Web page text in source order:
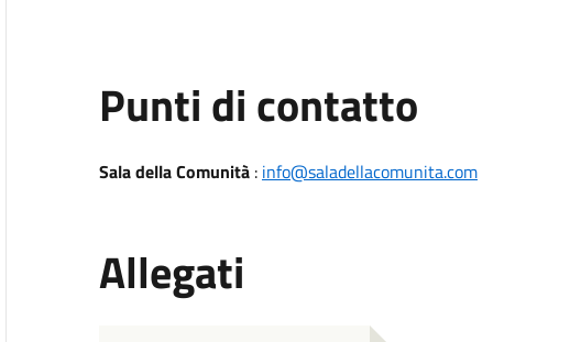
Punti di contatto
Sala della Comunità: info@saladellacomunita.com
Allegati